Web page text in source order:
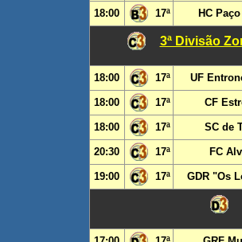
18:00 17ª HC
3ª Divisão
18:00 17ª UF
18:00 17ª CF
18:00 17ª SC de
20:30 17ª FC
19:00 17ª GDR "Os